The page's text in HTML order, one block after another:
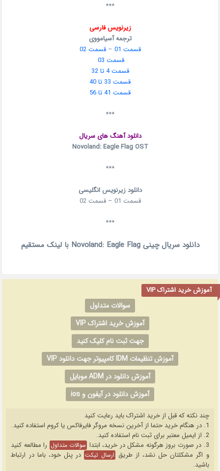
***
زیرنویس فارسی
ترجمه آسیامووی
قسمت 01
–قسمت 02
قسمت 03
قسمت 4 تا 32
قسمت 33 تا 40
قسمت 41 تا 56
***
دانلود آهنگ های سریال
Novoland: Eagle Flag OST
***
دانلود زیرنویس انگلیسی
قسمت 01 – قسمت 02
***
دانلود سریال چینی Novoland: Eagle Flag با لینک مستقیم
آموزش خرید اشتراک VIP
سوالات متداول
آموزش خرید اشتراک VIP
جهت ثبت نام کلیک کنید
آموزش تنظیمات IDM کامپیوتر جهت دانلود VIP
آموزش دانلود در ADM موبایل
آموزش دانلود در آیفون و ios
چند نکته که قبل از خرید اشتراک باید رعایت کنید
1. در هنگام خرید حتما از آخرین نسخه مروگر فایرفاکس یا کروم استفاده کنید.
2. از ایمیل معتبر برای ثبت نام استفاده کنید.
3. در صورت بروز هرگونه مشکل در خرید، ابتدا
سوالات متداول را مطالعه کنید
و اگر مشکلتان حل نشد، از طریق ارسال تیکت در پنل خود، باما در ارتباط
باشید.